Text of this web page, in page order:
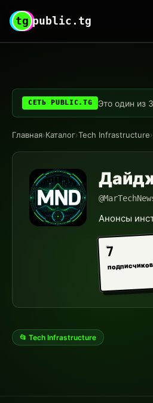
tg public.tg
СЕТЬ PUBLIC.TG Это один из
Главная›Каталог›Tech Infrastructure›
Анонсы
7
подписчиков
📂 Tech Infrastructure